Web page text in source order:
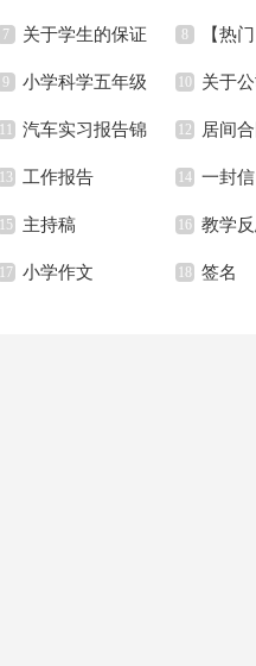
委托书 动总结
7 关于学生的保证
书汇总八篇
8 【热
中作文
篇
9 小学科学五年级
上册教学计划
10 关于
职报告汇
11 汽车实习报告锦
集八篇
12 居间
13 工作报告 14 一封信
15 主持稿 16 教学
17 小学作文 18 签名